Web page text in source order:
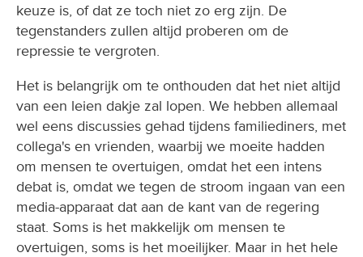
keuze is, of dat ze toch niet zo erg zijn. De
tegenstanders zullen altijd proberen om de
repressie te vergroten.
Het is belangrijk om te onthouden dat het niet altijd
van een leien dakje zal lopen. We hebben allemaal
wel eens discussies gehad tijdens familiediners, met
collega's en vrienden, waarbij we moeite hadden
om mensen te overtuigen, omdat het een intens
debat is, omdat we tegen de stroom ingaan van een
media-apparaat dat aan de kant van de regering
staat. Soms is het makkelijk om mensen te
overtuigen, soms is het moeilijker. Maar in het hele